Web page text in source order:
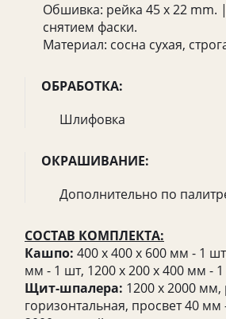
Обшивка: рейка 45 x 22 mm.
снятием фаски.
Материал: сосна сухая,
ОБРАБОТКА:
Шлифовка
ОКРАШИВАНИЕ:
Дополнительно по
СОСТАВ КОМПЛЕКТА:
Кашпо: 400 х 400 х 600 мм - 1
мм - 1 шт, 1200 х 200 х 400 мм -
Щит-шпалера: 1200 х 2000 мм,
горизонтальная, просвет 40 мм